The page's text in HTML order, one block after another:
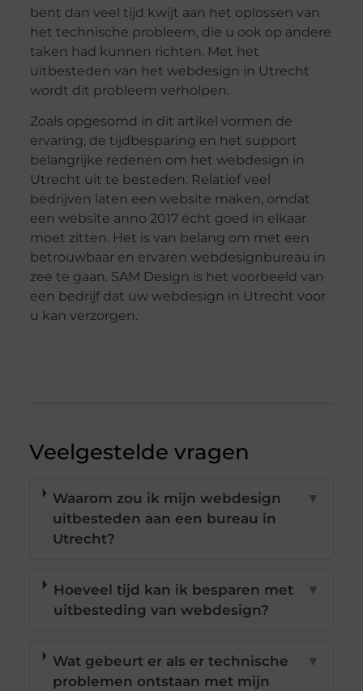
bent dan veel tijd kwijt aan het oplossen van
het technische probleem, die u ook op andere
taken had kunnen richten. Met het
uitbesteden van het webdesign in Utrecht
wordt dit probleem verholpen.
Zoals opgesomd in dit artikel vormen de
ervaring, de tijdbesparing en het support
belangrijke redenen om het webdesign in
Utrecht uit te besteden. Relatief veel
bedrijven laten een website maken, omdat
een website anno 2017 écht goed in elkaar
moet zitten. Het is van belang om met een
betrouwbaar en ervaren webdesignbureau in
zee te gaan. SAM Design is het voorbeeld van
een bedrijf dat uw webdesign in Utrecht voor
u kan verzorgen.
Veelgestelde vragen
Waarom zou ik mijn webdesign
uitbesteden aan een bureau in
Utrecht?
▼
Hoeveel tijd kan ik besparen met
uitbesteding van webdesign?
▼
Wat gebeurt er als er technische
problemen ontstaan met mijn
▼